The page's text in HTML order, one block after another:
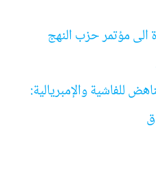
مؤتمر حزب النهج
للفاشية والإمبريالية: